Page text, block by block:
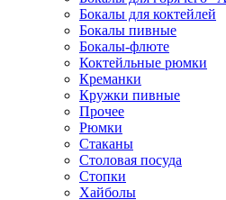
Бокалы для коктейлей
Бокалы пивные
Бокалы-флюте
Коктейльные рюмки
Креманки
Кружки пивные
Прочее
Рюмки
Стаканы
Столовая посуда
Стопки
Хайболы